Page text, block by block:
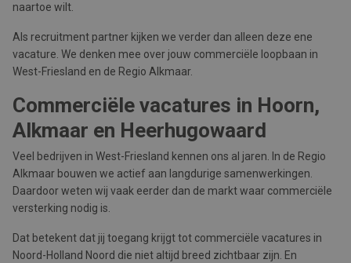
naartoe wilt.
Als recruitment partner kijken we verder dan alleen deze ene
vacature. We denken mee over jouw commerciële loopbaan in
West-Friesland en de Regio Alkmaar.
Commerciële vacatures in Hoorn,
Alkmaar en Heerhugowaard
Veel bedrijven in West-Friesland kennen ons al jaren. In de Regio
Alkmaar bouwen we actief aan langdurige samenwerkingen.
Daardoor weten wij vaak eerder dan de markt waar commerciële
versterking nodig is.
Dat betekent dat jij toegang krijgt tot commerciële vacatures in
Noord-Holland Noord die niet altijd breed zichtbaar zijn. En